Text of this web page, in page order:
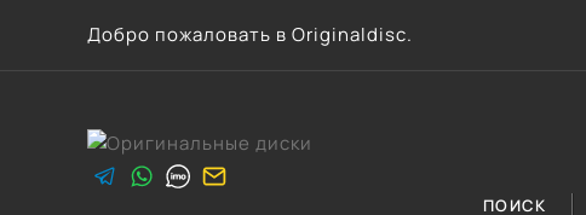
Добро пожаловать в Originaldisc.
ПОИСК